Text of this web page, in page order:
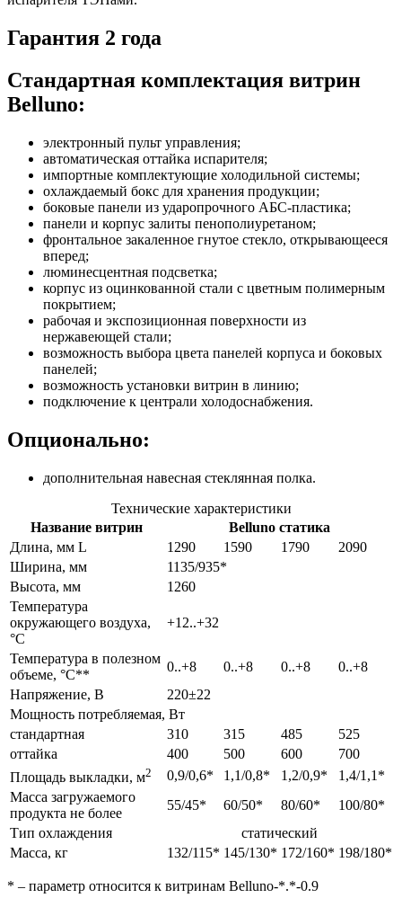
Гарантия 2 года
Стандартная комплектация витрин
Belluno:
электронный пульт управления;
автоматическая оттайка испарителя;
импортные комплектующие холодильной системы;
охлаждаемый бокс для хранения продукции;
боковые панели из ударопрочного АБС-пластика;
панели и корпус залиты пенополиуретаном;
фронтальное закаленное гнутое стекло, открывающееся
вперед;
люминесцентная подсветка;
корпус из оцинкованной стали с цветным полимерным
покрытием;
рабочая и экспозиционная поверхности из
нержавеющей стали;
возможность выбора цвета панелей корпуса и боковых
панелей;
возможность установки витрин в линию;
подключение к централи холодоснабжения.
Опционально:
дополнительная навесная стеклянная полка.
Технические характеристики
Название витрин
Belluno статика
Длина, мм L
1290 1590 1790
2090
Ширина, мм
1135/935*
Высота, мм
1260
Температура
окружающего воздуха,
°С
+12..+32
Температура в полезном
объеме, °С**
0..+8 0..+8 0..+8
0..+8
Напряжение, В
220±22
Мощность потребляемая, Вт
стандартная
310 315 485
525
оттайка
400 500 600
700
Площадь выкладки, м2 0,9/0,6* 1,1/0,8* 1,2/0,9*
1,4/1,1*
Масса загружаемого
продукта не более
55/45* 60/50* 80/60*
100/80*
Тип охлаждения
статический
Масса, кг
132/115* 145/130* 172/160* 198/180*
* – параметр относится к витринам Belluno-*.*-0.9